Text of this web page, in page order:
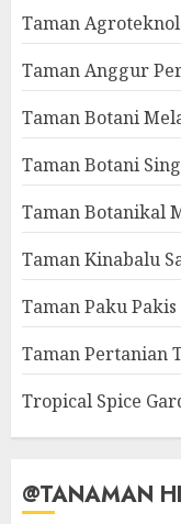
Taman
Taman Anggur
Taman Botani
Taman Botani
Taman Botanikal
Taman Kinabalu
Taman Paku Pakis
Taman Pertanian
Tropical Spice
@TANAMAN